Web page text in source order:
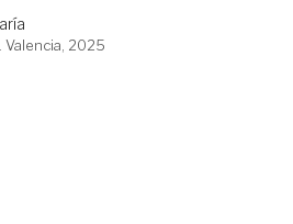
Valencia, 2025